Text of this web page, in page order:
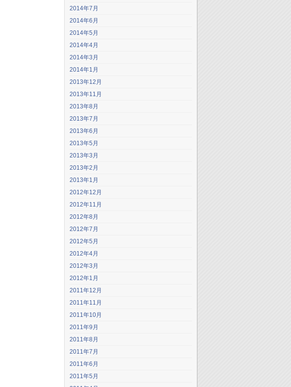
2014年7月
2014年6月
2014年5月
2014年4月
2014年3月
2014年1月
2013年12月
2013年11月
2013年8月
2013年7月
2013年6月
2013年5月
2013年3月
2013年2月
2013年1月
2012年12月
2012年11月
2012年8月
2012年7月
2012年5月
2012年4月
2012年3月
2012年1月
2011年12月
2011年11月
2011年10月
2011年9月
2011年8月
2011年7月
2011年6月
2011年5月